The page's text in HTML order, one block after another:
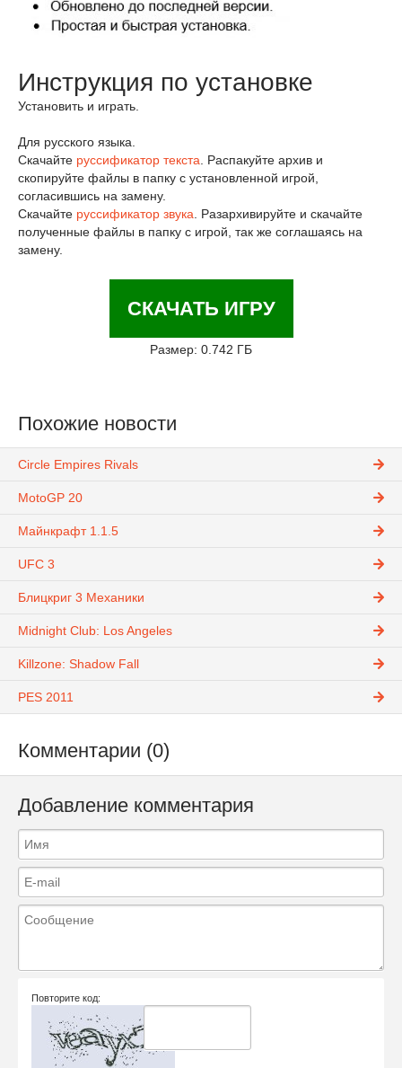
Инструкция по установке
Установить и играть.
Для русского языка.
Скачайте руссификатор текста. Распакуйте архив и
скопируйте файлы в папку с установленной игрой,
согласившись на замену.
Скачайте руссификатор звука. Разархивируйте и скачайте
полученные файлы в папку с игрой, так же соглашаясь на
замену.
СКАЧАТЬ ИГРУ
Размер: 0.742 ГБ
Похожие новости
Circle Empires Rivals
MotoGP 20
Майнкрафт 1.1.5
UFC 3
Блицкриг 3 Механики
Midnight Club: Los Angeles
Killzone: Shadow Fall
PES 2011
Комментарии (0)
Добавление комментария
Повторите код: